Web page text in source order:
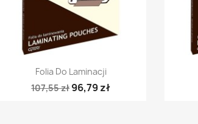
Szybki podgląd
Folia Do Laminacji
107,55 zł96,79 zł